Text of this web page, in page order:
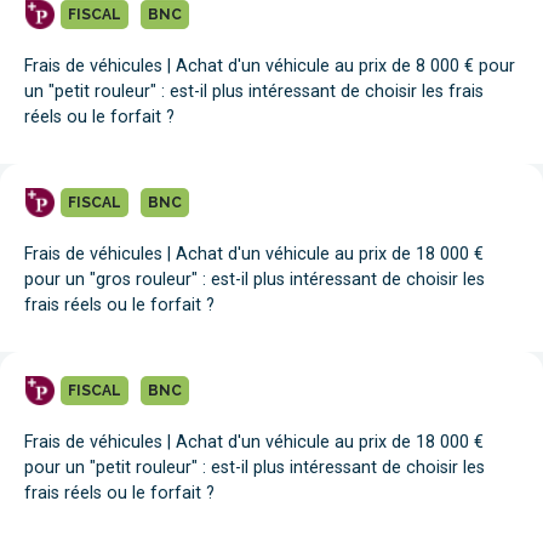
FISCAL BNC
Frais de véhicules | Achat d'un véhicule au prix de 8 000 € pour
un "petit rouleur" : est-il plus intéressant de choisir les frais
réels ou le forfait ?
FISCAL BNC
Frais de véhicules | Achat d'un véhicule au prix de 18 000 €
pour un "gros rouleur" : est-il plus intéressant de choisir les
frais réels ou le forfait ?
FISCAL BNC
Frais de véhicules | Achat d'un véhicule au prix de 18 000 €
pour un "petit rouleur" : est-il plus intéressant de choisir les
frais réels ou le forfait ?